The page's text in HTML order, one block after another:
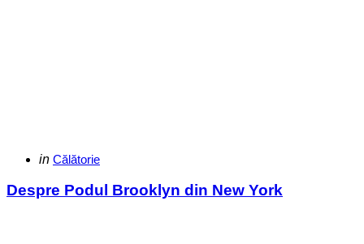
Categories
Posted
in Călătorie
Despre Podul Brooklyn din New York